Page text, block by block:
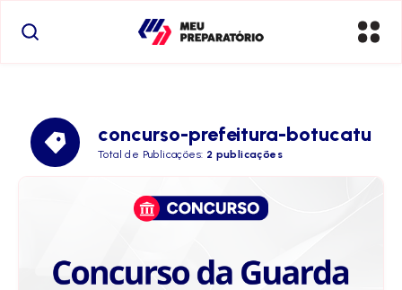
concurso-prefeitura-botucatu
Total de Publicações: 2 publicações